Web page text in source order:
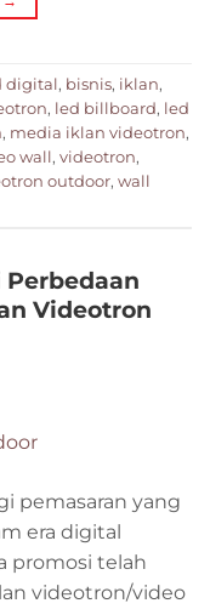
digital, bisnis, iklan,
, led billboard, led
, media iklan videotron,
wall, videotron,
outdoor, wall
Videotron
pemasaran yang
era digital
promosi telah
videotron/video